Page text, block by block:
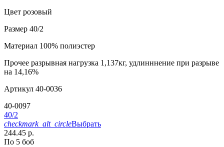
Цвет розовый
Размер 40/2
Материал 100% полиэстер
Прочее разрывная нагрузка 1,137кг, удлинннение при разрыве
на 14,16%
Артикул 40-0036
40-0097
40/2
checkmark_alt_circleВыбрать
244.45 р.
По 5 боб